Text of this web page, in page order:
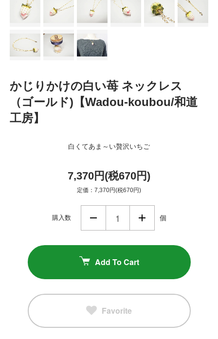
かじりかけの白い苺 ネックレス
（ゴールド)【Wadou-koubou/和道
工房】
白くてあま～い贅沢いちご
7,370円(税670円)
定価：7,370円(税670円)
購入数 個
Add To Cart
Favorite